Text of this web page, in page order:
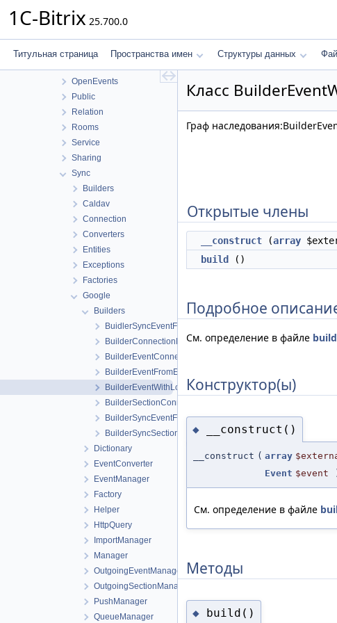
1C-Bitrix 25.700.0
Титульная страница Пространства имен Структуры данных
ICal
Integration
OpenEvents
Public
Relation
Rooms
Service
Sharing
Sync
Builders
Caldav
Connection
Converters
Entities
Exceptions
Factories
Google
Builders
BuidlerSyncEventFromExternalEvent
BuilderConnectionFromExternalData
BuilderEventConnectionFromExternalEvent
BuilderEventFromExternalEvent
BuilderEventWithLocalEvent
BuilderSectionConnectionFromExternalSection
BuilderSyncEventFromExternalData
BuilderSyncSectionFromExternalData
Dictionary
EventConverter
EventManager
Factory
Helper
HttpQuery
ImportManager
Manager
OutgoingEventManager
OutgoingSectionManager
PushManager
QueueManager
Класс
Граф
Открытые члены
__construct (array
build
()
Подробное
См. определение в файле
Конструктор(ы)
◆ __construct()
__construct ( array
Event $event
См. определение в файле
Методы
◆ build()